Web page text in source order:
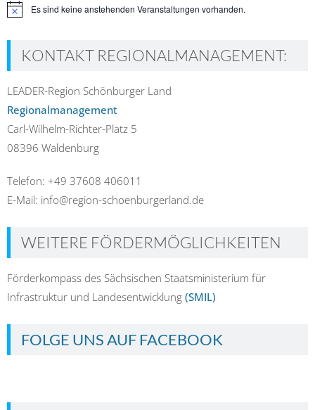
HinweisEs sind keine anstehenden Veranstaltungen vorhanden.
KONTAKT REGIONALMANAGEMENT:
LEADER-Region Schönburger Land
Regionalmanagement
Carl-Wilhelm-Richter-Platz 5
08396 Waldenburg
Telefon: +49 37608 406011
E-Mail: info@region-schoenburgerland.de
WEITERE FÖRDERMÖGLICHKEITEN
Förderkompass des Sächsischen Staatsministerium für
Infrastruktur und Landesentwicklung (SMIL)
FOLGE UNS AUF FACEBOOK